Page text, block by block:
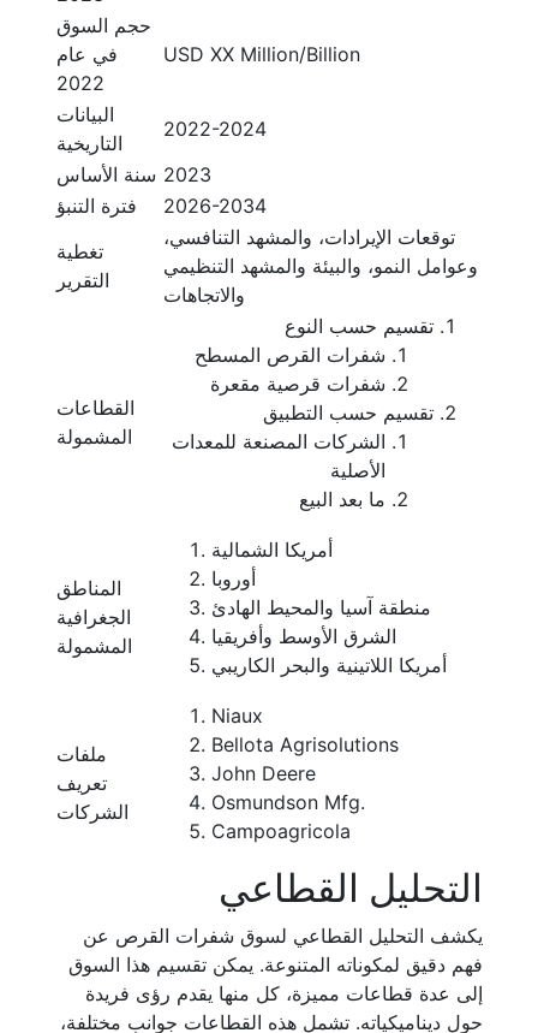
حجم السوق
في عام
2022
USD XX Million/Billion
البيانات
التاريخية
2022-2024
سنة الأساس 2023
فترة التنبؤ
2026-2034
تغطية
التقرير
توقعات الإيرادات، والمشهد التنافسي،
وعوامل النمو، والبيئة والمشهد التنظيمي
والاتجاهات
القطاعات
المشمولة
تقسيم حسب النوع
شفرات القرص المسطح
شفرات قرصية مقعرة
تقسيم حسب التطبيق
الشركات المصنعة للمعدات
الأصلية
ما بعد البيع
المناطق
الجغرافية
المشمولة
أمريكا الشمالية
أوروبا
منطقة آسيا والمحيط الهادئ
الشرق الأوسط وأفريقيا
أمريكا اللاتينية والبحر الكاريبي
ملفات
تعريف
الشركات
Niaux
Bellota Agrisolutions
John Deere
Osmundson Mfg.
Campoagricola
التحليل القطاعي
يكشف التحليل القطاعي لسوق شفرات القرص عن
فهم دقيق لمكوناته المتنوعة. يمكن تقسيم هذا السوق
إلى عدة قطاعات مميزة، كل منها يقدم رؤى فريدة
حول ديناميكياته. تشمل هذه القطاعات جوانب مختلفة،